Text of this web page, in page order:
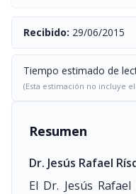
Recibido: 29/06/2015
Tiempo estimado de
(Esta estimación no incluye
Resumen
Dr. Jesús Rafael
El Dr. Jesús